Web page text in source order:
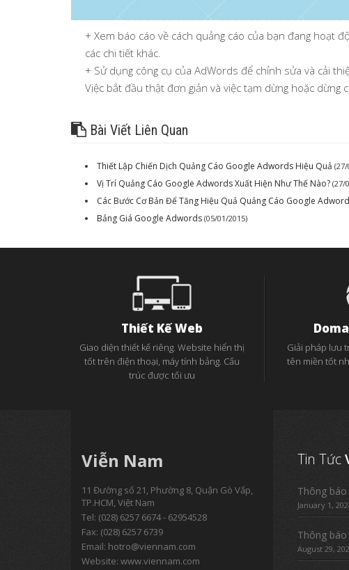
+ Xem báo cáo về cách quảng cáo của bạn đang hoạt
các chi tiết khác.
+ Sử dụng công cụ của AdWords để chỉnh sửa và cải
Việc bắt đầu thật đơn giản và việc tạm dừng hoặc
Bài Viết Liên Quan
Thiết Lập Chiến Dịch Quảng Cáo Google Adwords Hiệu Quả
Vị Trí Quảng Cáo Google Adwords Xuất Hiện Như Thế Nào? (27/
Các Bước Cơ Bản Để Tăng Hiệu Quả Quảng Cáo Google
Bảng Giá Google Adwords (05/01/2015)
Thiết Kế Web
Giao diện thiết kế riêng. Website hiển thị
tốt trên điện thoại, máy tính bảng. Cấu
trúc được tối ưu
Giải pháp lưu
tên miền tốt
Viễn Nam
11 Đường số 21, Phường 8, Quận Gò Vấp,
TP.HCM, Việt Nam
Tel: (028) 6257 6674 - 62954528
Fax: (028) 6257 6739
Email: hotro@viennam.com
Website: www.viennam.com
Tin Tức
Thông
January 1,
Thông
August 29,